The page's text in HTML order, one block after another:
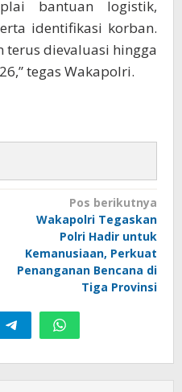
bantuan logistik,
identifikasi korban.
terus dievaluasi hingga
tegas Wakapolri.
Pos berikutnya
Wakapolri Tegaskan
Polri Hadir untuk
Kemanusiaan, Perkuat
Penanganan Bencana di
Tiga Provinsi